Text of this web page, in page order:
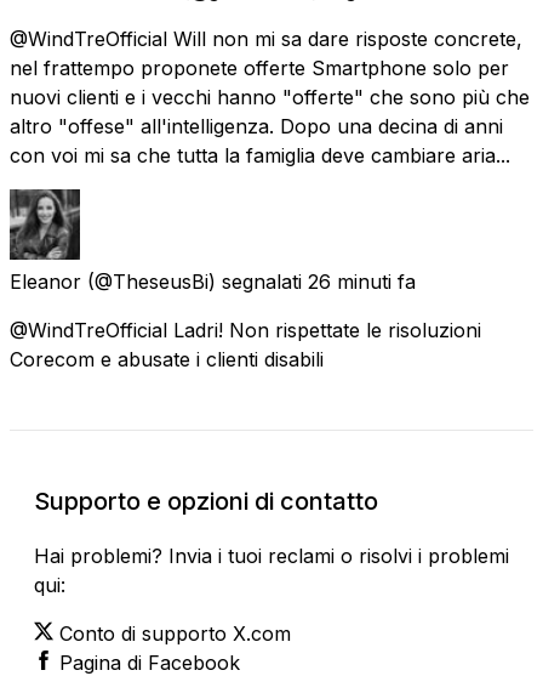
@WindTreOfficial Will non mi sa dare risposte concrete,
nel frattempo proponete offerte Smartphone solo per
nuovi clienti e i vecchi hanno "offerte" che sono più che
altro "offese" all'intelligenza. Dopo una decina di anni
con voi mi sa che tutta la famiglia deve cambiare aria...
Eleanor (@TheseusBi) segnalati 26 minuti fa
@WindTreOfficial Ladri! Non rispettate le risoluzioni
Corecom e abusate i clienti disabili
Supporto e opzioni di contatto
Hai problemi? Invia i tuoi reclami o risolvi i problemi
qui:
Conto di supporto X.com
Pagina di Facebook